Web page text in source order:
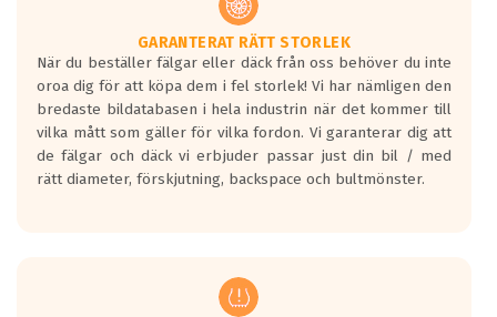
GARANTERAT RÄTT STORLEK
När du beställer fälgar eller däck från oss behöver du inte
oroa dig för att köpa dem i fel storlek! Vi har nämligen den
bredaste bildatabasen i hela industrin när det kommer till
vilka mått som gäller för vilka fordon. Vi garanterar dig att
de fälgar och däck vi erbjuder passar just din bil / med
rätt diameter, förskjutning, backspace och bultmönster.